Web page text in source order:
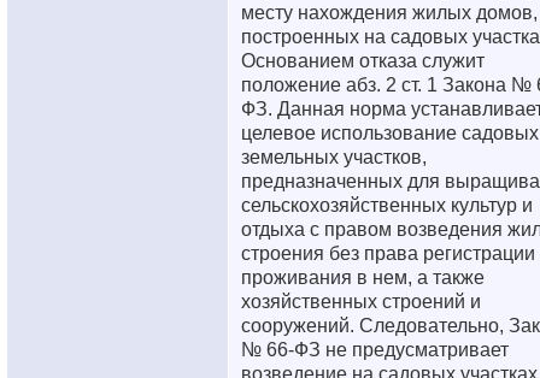
месту нахождения жилых домов,
построенных на садовых
Основанием отказа служит
положение абз. 2 ст. 1 Закона №
ФЗ. Данная норма
целевое использование садовых
земельных участков,
предназначенных для
сельскохозяйственных культур и
отдыха с правом возведения
строения без права регистрации
проживания в нем, а также
хозяйственных строений и
сооружений. Следовательно,
№ 66-ФЗ не предусматривает
возведение на садовых участках